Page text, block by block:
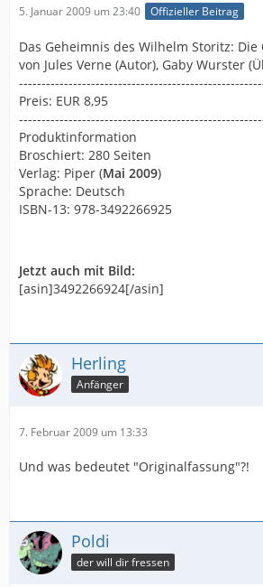
5. Januar 2009 um 23:40 Offizieller Beitrag
Das Geheimnis des Wilhelm Storitz:
von Jules Verne (Autor), Gaby Wurster
Preis: EUR 8,95
Produktinformation
Broschiert: 280 Seiten
Verlag: Piper (Mai 2009)
Sprache: Deutsch
ISBN-13: 978-3492266925
Jetzt auch mit Bild:
[asin]3492266924[/asin]
Herling
Anfänger
7. Februar 2009 um 13:33
Und was bedeutet "Originalfassung"?!
Poldi
der will dir fressen